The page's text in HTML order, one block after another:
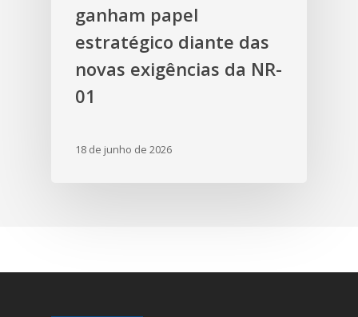
ganham papel
estratégico diante das
novas exigências da NR-
01
18 de junho de 2026